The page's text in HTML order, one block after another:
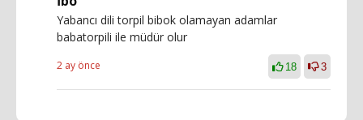
Yabancı dili torpil bibok olamayan adamlar
babatorpili ile müdür olur
2 ay önce 18 3